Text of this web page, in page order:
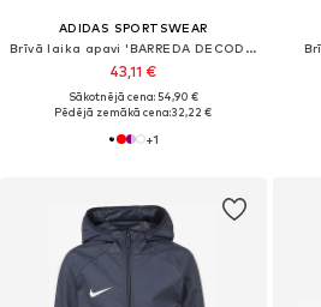
ADIDAS SPORTSWEAR
Brīvā laika apavi 'BARREDA DECODE'
43,11 €
Sākotnējā cena: 54,90 €
Pēdējā zemākā cena:32,22 €
+1